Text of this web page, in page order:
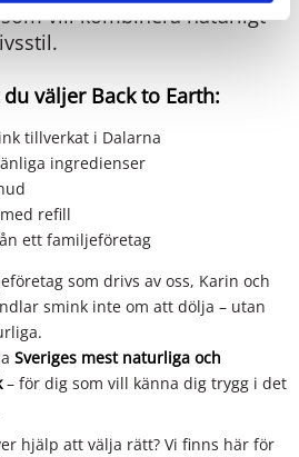
vill kombinera naturligt
väljer Back to Earth:
tillverkat i Dalarna
ingredienser
refill
ett familjeföretag
som drivs av oss, Karin och
smink inte om att dölja – utan
Sveriges mest naturliga och
– för dig som vill känna dig trygg i det
hjälp att välja rätt? Vi finns här för